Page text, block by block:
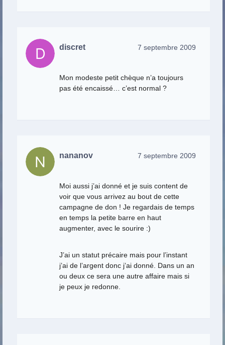
discret 7 septembre 2009
Mon modeste petit chèque n’a toujours
pas été encaissé… c’est normal ?
nananov 7 septembre 2009
Moi aussi j’ai donné et je suis content de
voir que vous arrivez au bout de cette
campagne de don ! Je regardais de temps
en temps la petite barre en haut
augmenter, avec le sourire :)
J’ai un statut précaire mais pour l’instant
j’ai de l’argent donc j’ai donné. Dans un an
ou deux ce sera une autre affaire mais si
je peux je redonne.